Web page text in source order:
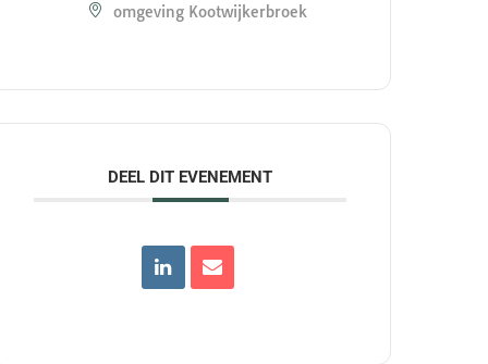
omgeving Kootwijkerbroek
DEEL DIT EVENEMENT